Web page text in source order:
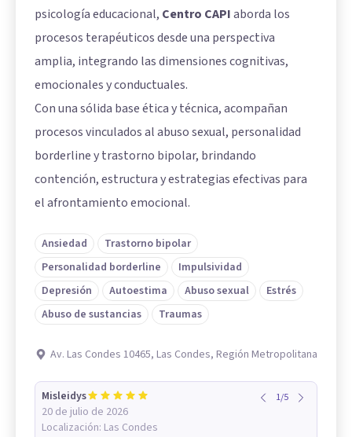
psicología educacional, Centro CAPIaborda los
procesos terapéuticos desde una perspectiva
amplia, integrando las dimensiones cognitivas,
emocionales y conductuales.
Con una sólida base ética y técnica, acompañan
procesos vinculados al abuso sexual, personalidad
borderline y trastorno bipolar, brindando
contención, estructura y estrategias efectivas para
el afrontamiento emocional.
Ansiedad
Trastorno bipolar
Personalidad borderline
Impulsividad
Depresión
Autoestima Abuso sexual
Estrés
Abuso de sustancias
Traumas
Av. Las Condes 10465, Las Condes, Región Metropolitana
Misleidys
20 de julio de 2026
Localización: Las Condes
1/5